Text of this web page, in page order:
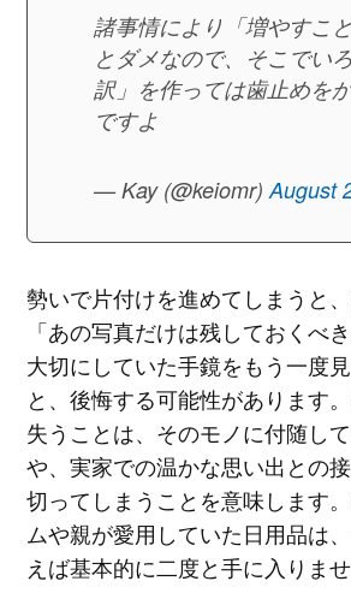
諸事情により「増やすこ
とダメなので、そこでい
訳」を作っては歯止めを
ですよ
— Kay (@keiomr) August
勢いで片付けを進めてしまうと
「あの写真だけは残しておくべ
大切にしていた手鏡をもう一度
と、後悔する可能性があります
失うことは、そのモノに付随し
や、実家での温かな思い出との
切ってしまうことを意味します
ムや親が愛用していた日用品は
えば基本的に二度と手に入りませ